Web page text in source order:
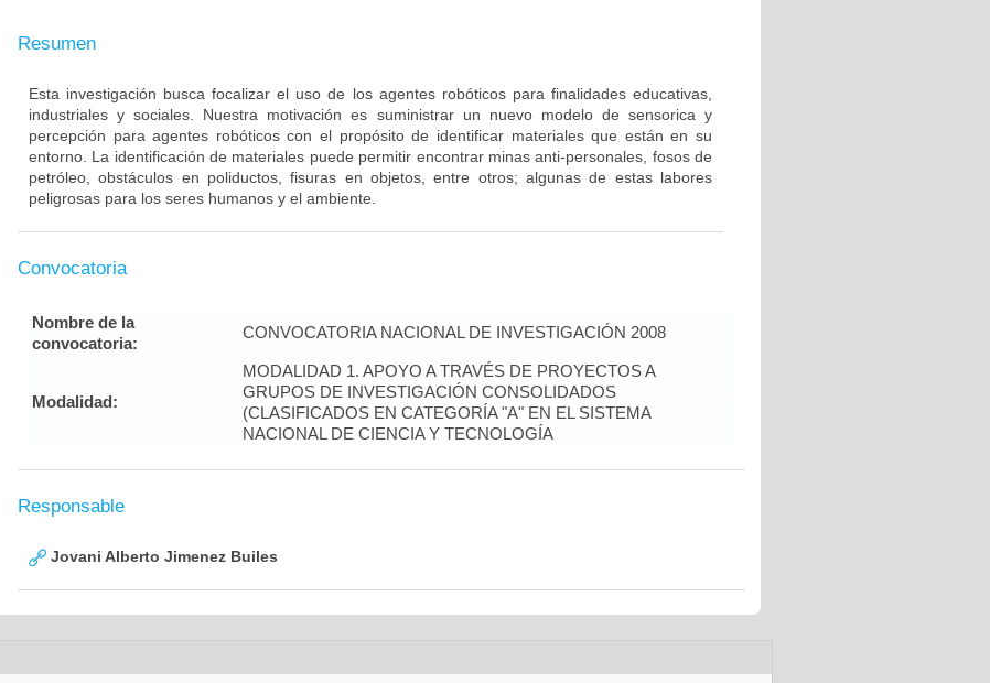
Resumen
Esta investigación busca focalizar el uso de los agentes robóticos para finalidades educativas,
industriales y sociales. Nuestra motivación es suministrar un nuevo modelo de sensorica y
percepción para agentes robóticos con el propósito de identificar materiales que están en su
entorno. La identificación de materiales puede permitir encontrar minas anti-personales, fosos de
petróleo, obstáculos en poliductos, fisuras en objetos, entre otros; algunas de estas labores
peligrosas para los seres humanos y el ambiente.
Convocatoria
Nombre de la
convocatoria:
CONVOCATORIA NACIONAL DE INVESTIGACIÓN 2008
Modalidad:
MODALIDAD 1. APOYO A TRAVÉS DE PROYECTOS A
GRUPOS DE INVESTIGACIÓN CONSOLIDADOS
(CLASIFICADOS EN CATEGORÍA "A" EN EL SISTEMA
NACIONAL DE CIENCIA Y TECNOLOGÍA
Responsable
Jovani Alberto Jimenez Builes